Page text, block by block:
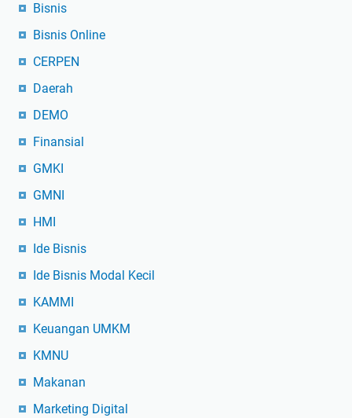
Bisnis
Bisnis Online
CERPEN
Daerah
DEMO
Finansial
GMKI
GMNI
HMI
Ide Bisnis
Ide Bisnis Modal Kecil
KAMMI
Keuangan UMKM
KMNU
Makanan
Marketing Digital